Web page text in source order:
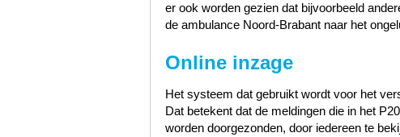
er ook worden gezien dat bijvoorbeeld
de ambulance Noord-Brabant naar het
Online inzage
Het systeem dat gebruikt wordt voor het
Dat betekent dat de meldingen die in het
worden doorgezonden, door iedereen te